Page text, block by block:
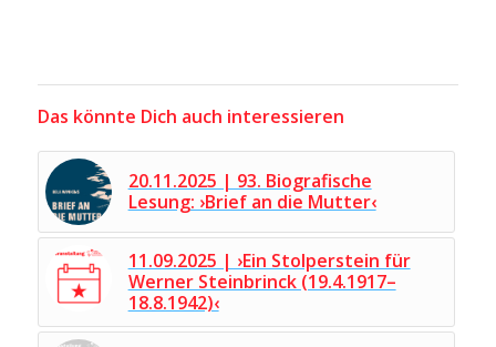
Das könnte Dich auch interessieren
20.11.2025 | 93. Biografische
Lesung: ›Brief an die Mutter‹
11.09.2025 | ›Ein Stolperstein für
Werner Steinbrinck (19.4.1917–
18.8.1942)‹